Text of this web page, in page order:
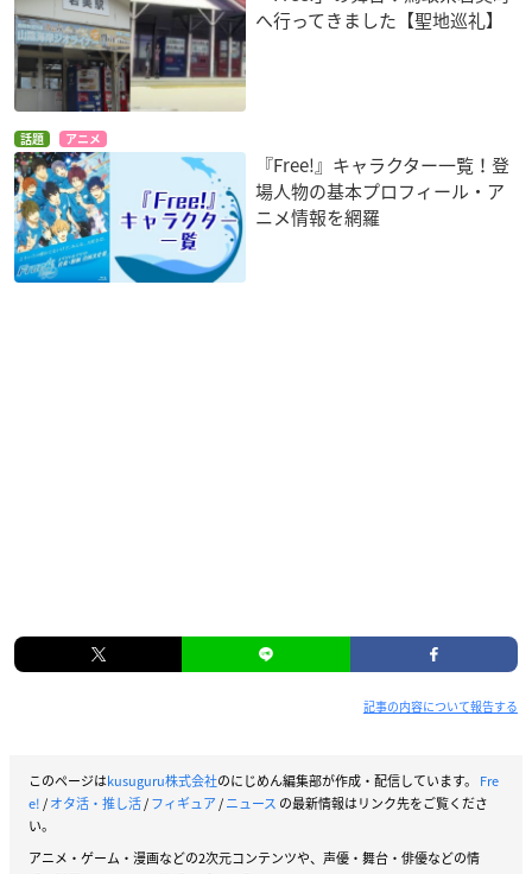
へ行ってきました【聖地巡礼】
話題 アニメ
『Free!』キャラクター一覧！登
場人物の基本プロフィール・ア
ニメ情報を網羅
記事の内容について報告する
このページはkusuguru株式会社のにじめん編集部が作成・配信しています。 Fre
e!/オタ活・推し活/フィギュア/ニュース の最新情報はリンク先をご覧くださ
い。
アニメ・ゲーム・漫画などの2次元コンテンツや、声優・舞台・俳優などの情